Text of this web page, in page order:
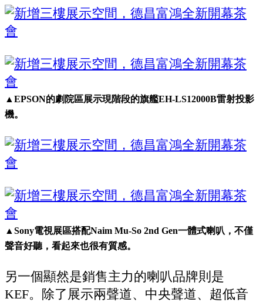
▲EPSON的劇院區展示現階段的旗艦EH-LS12000B雷射投影
機。
▲Sony電視展區搭配Naim Mu-So 2nd Gen一體式喇叭，不僅
聲音好聽，看起來也很有質感。
另一個顯然是銷售主力的喇叭品牌則是
KEF。除了展示兩聲道、中央聲道、超低音